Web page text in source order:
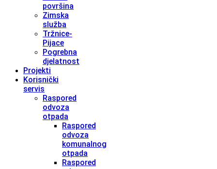
površina
Zimska
služba
Tržnice-
Pijace
Pogrebna
djelatnost
Projekti
Korisnički
servis
Raspored
odvoza
otpada
Raspored
odvoza
komunalnog
otpada
Raspored